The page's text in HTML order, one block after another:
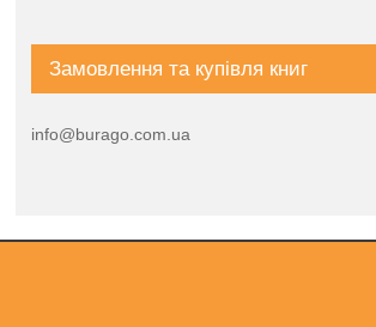
Замовлення та купівля книг
info@burago.com.ua